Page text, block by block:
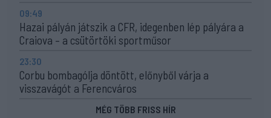
09:49
Hazai pályán játszik a CFR, idegenben lép pályára a
Craiova – a csütörtöki sportműsor
23:30
Corbu bombagólja döntött, előnyből várja a
visszavágót a Ferencváros
MÉG TÖBB FRISS HÍR